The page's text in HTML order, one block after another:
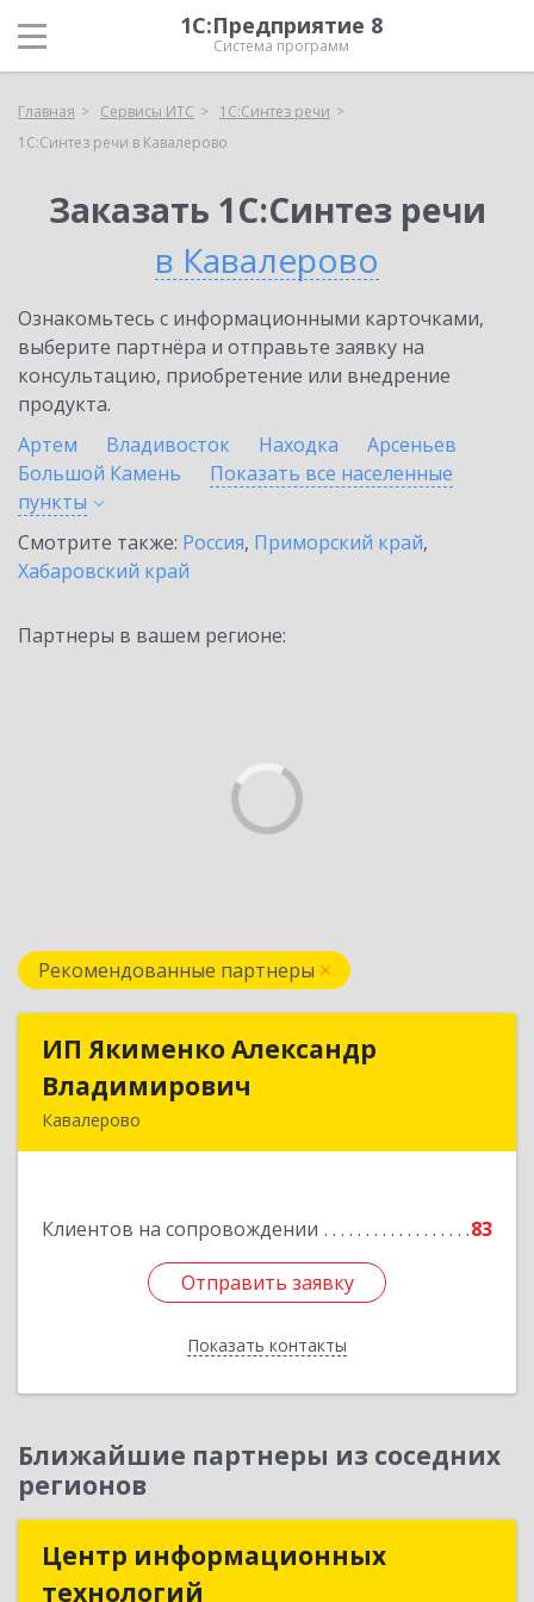
1С:Предприятие 8
Система программ
Главная Сервисы ИТС
1С:Синтез речи
1С:Синтез речи в Кавалерово
Заказать 1С:Синтез речи
в Кавалерово
Ознакомьтесь с информационными карточками,
выберите партнёра и отправьте заявку на
консультацию, приобретение или внедрение
продукта.
Артем
Владивосток Находка
Арсеньев
Большой Камень
Показать все населенные
пункты
Смотрите также: Россия, Приморский край,
Хабаровский край
Партнеры в вашем регионе:
Рекомендованные партнеры
ИП Якименко Александр
Владимирович
Кавалерово
Клиентов на сопровождении 83
Отправить заявку
Показать контакты
ИП Якименко Александр
Подробнее
Отправить заявку
Назад
Ближайшие партнеры из соседних
регионов
Центр информационных
технологий
Центр информационных